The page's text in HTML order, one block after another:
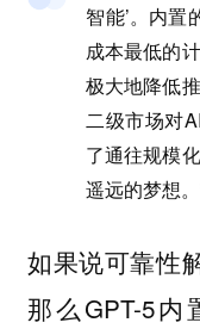
智能’。内置
成本最低的
极大地降低
二级市场对
了通往规模
遥远的梦想
如果说可靠性
那么GPT-5内